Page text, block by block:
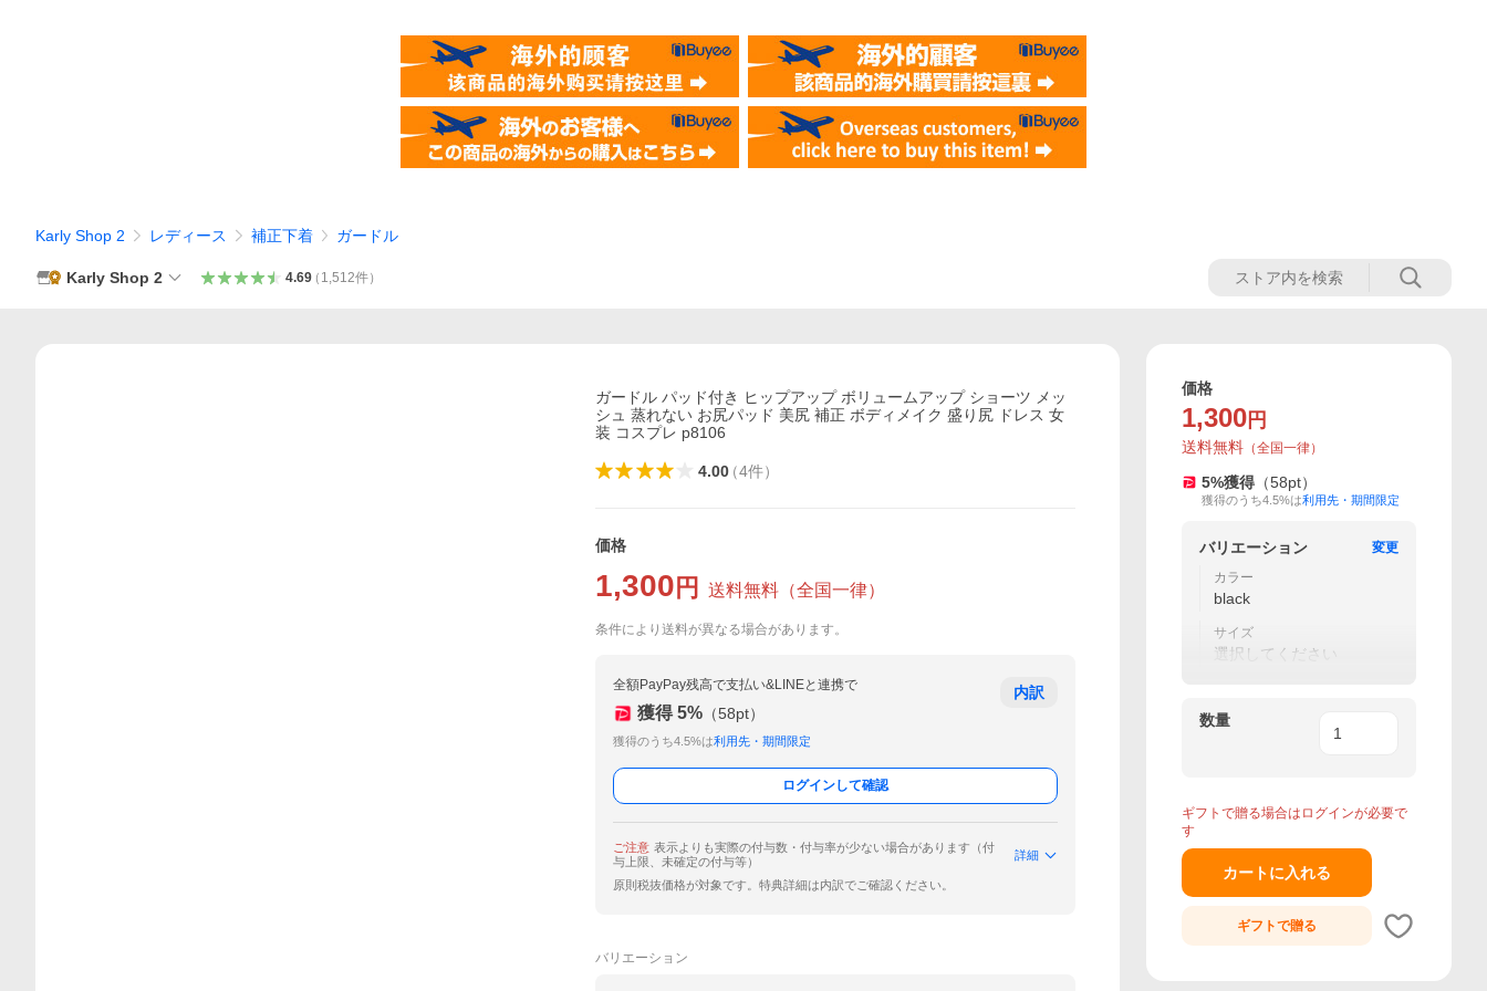
Karly Shop 2 レディース 補正下着 ガードル
Karly Shop 2 4.69（ 1,512件）
ガードル パッド付き ヒップアップ ボリュームアップ ショーツ メッ
シュ 蒸れない お尻パッド 美尻 補正 ボディメイク 盛り尻 ドレス 女
装 コスプレ p8106
4.00（4件）
価格
1,300 円 送料無料 （全国一律）
条件により送料が異なる場合があります。
全額PayPay残高で支払い&LINEと連携で
獲得 5% （58pt）
獲得のうち4.5%は利用先・期間限定
内訳
ログインして確認
ご注意 表示よりも実際の付与数・付与率が少ない場合があります（付
与上限、未確定の付与等）
詳細
原則税抜価格が対象です。特典詳細は内訳でご確認ください。
バリエーション
価格
1,300 円
送料無料 （全国一律）
5%獲得 （58pt）
獲得のうち4.5%は利用先・期間限定
バリエーション
変更
カラー
black
サイズ
選択してください
数量
ギフトで贈る場合はログインが必要で
す
カートに入れる
ギフトで贈る